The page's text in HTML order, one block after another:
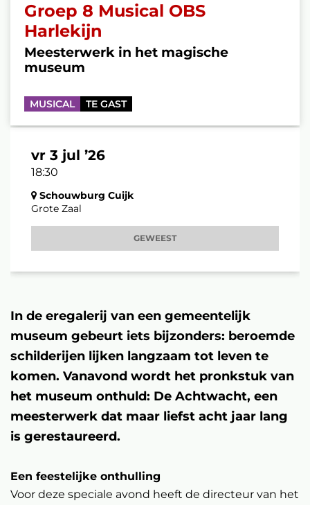
Groep 8 Musical OBS
Harlekijn
Meesterwerk in het magische
museum
MUSICAL TE GAST
vr 3 jul ’26
18:30
Schouwburg Cuijk
Grote Zaal
GEWEEST
In de eregalerij van een gemeentelijk
museum gebeurt iets bijzonders: beroemde
schilderijen lijken langzaam tot leven te
komen. Vanavond wordt het pronkstuk van
het museum onthuld: De Achtwacht, een
meesterwerk dat maar liefst acht jaar lang
is gerestaureerd.
Een feestelijke onthulling
Voor deze speciale avond heeft de directeur van het